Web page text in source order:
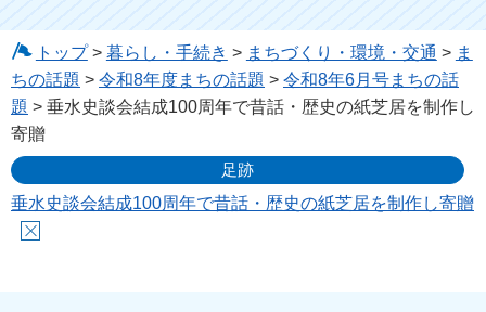
トップ> 暮らし・手続き > まちづくり・環境・交通 > ま
ちの話題 > 令和8年度まちの話題 > 令和8年6月号まちの話
題 > 垂水史談会結成100周年で昔話・歴史の紙芝居を制作し
寄贈
足跡
垂水史談会結成100周年で昔話・歴史の紙芝居を制作し寄贈